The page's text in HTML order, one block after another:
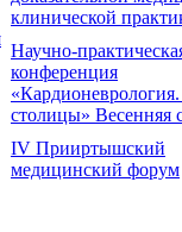
клинической
Научно-
конференция
столицы» Весенняя
IV Прииртышский
медицинский форум